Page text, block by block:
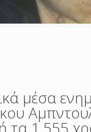
μέσα
τα 1.555